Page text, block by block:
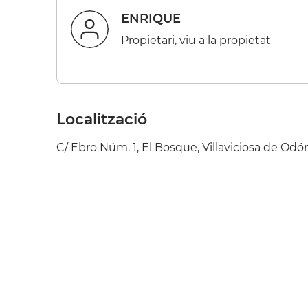
ENRIQUE
Propietari, viu a la propietat
Localització
C/ Ebro Núm. 1, El Bosque, Villaviciosa de